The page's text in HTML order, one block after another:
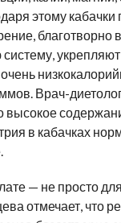
этому кабачки
благотворно
укрепляют
Врач-
высокое
в кабачках
— не просто
отмечает, что